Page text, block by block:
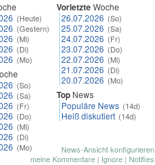
(Heute)
(Gestern)
(Mi)
(Di)
(Mo)
(So)
(Sa)
(Fr)
(Do)
(Mi)
(Di)
(Mo)
VorletzteWoche
26.07.2026 (So)
25.07.2026 (Sa)
24.07.2026 (Fr)
23.07.2026 (Do)
22.07.2026 (Mi)
21.07.2026 (Di)
20.07.2026 (Mo)
Top News
Populäre News (14d)
Heiß diskutiert (14d)
News-Ansicht konfigurieren
meine Kommentare | Ignore | Notifies